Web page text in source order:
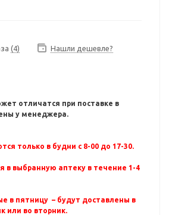
(4) Нашли дешевле?
отличатся при поставке в
у менеджера.
только в будни с 8-00 до 17-30.
в выбранную аптеку в течение 1-4
в пятницу – будут доставлены в
или во вторник.